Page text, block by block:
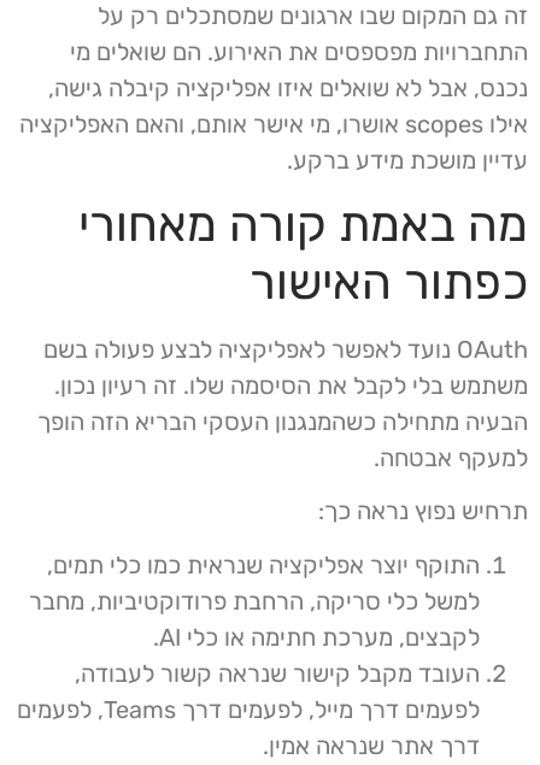
זה גם המקום שבו ארגונים שמסתכלים רק על
התחברויות מפספסים את האירוע. הם שואלים מי
נכנס, אבל לא שואלים איזו אפליקציה קיבלה גישה,
אילו scopes אושרו, מי אישר אותם, והאם האפליקציה
עדיין מושכת מידע ברקע.
מה באמת קורה מאחורי
כפתור האישור
OAuth נועד לאפשר לאפליקציה לבצע פעולה בשם
משתמש בלי לקבל את הסיסמה שלו. זה רעיון נכון.
הבעיה מתחילה כשהמנגנון העסקי הבריא הזה הופך
למעקף אבטחה.
תרחיש נפוץ נראה כך:
התוקף יוצר אפליקציה שנראית כמו כלי תמים,
למשל כלי סריקה, הרחבת פרודוקטיביות, מחבר
לקבצים, מערכת חתימה או כלי AI.
העובד מקבל קישור שנראה קשור לעבודה,
לפעמים דרך מייל, לפעמים דרך Teams, לפעמים
דרך אתר שנראה אמין.